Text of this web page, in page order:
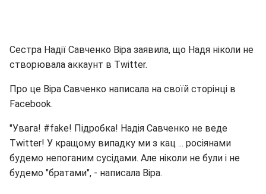
Сестра Надії Савченко Віра заявила, що Надя ніколи не
створювала аккаунт в Twitter.
Про це Віра Савченко написала на своїй сторінці в
Facebook.
"Увага! #fake! Підробка! Надія Савченко не веде
Тwitter! У кращому випадку ми з кац ... росіянами
будемо непоганим сусідами. Але ніколи не були і не
будемо "братами", - написала Віра.